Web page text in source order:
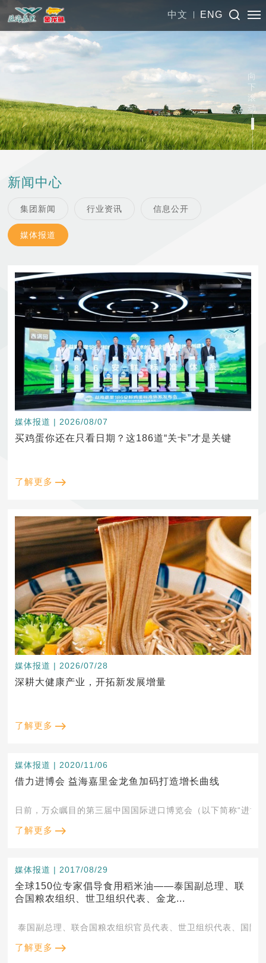
中文 ENG
向
下
滚
动
新闻中心
集团新闻 行业资讯 信息公开
媒体报道
媒体报道 | 2026/08/07
买鸡蛋你还在只看日期？这186道“关卡”才是关键
了解更多
媒体报道 | 2026/07/28
深耕大健康产业，开拓新发展增量
了解更多
媒体报道 | 2020/11/06
借力进博会 益海嘉里金龙鱼加码打造增长曲线
日前，万众瞩目的第三届中国国际进口博览会（以下简称“进
了解更多
媒体报道 | 2017/08/29
全球150位专家倡导食用稻米油——泰国副总理、联
合国粮农组织、世卫组织代表、金龙...
了解更多